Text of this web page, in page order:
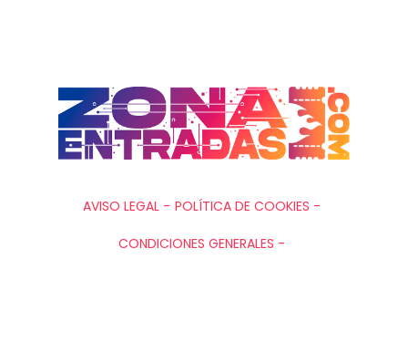
AVISO LEGAL - POLÍTICA DE COOKIES -
CONDICIONES GENERALES -